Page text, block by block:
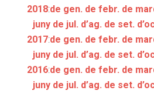
2018:de gen. de febr. de
juny de jul. d’ag. de set.
2017:de gen. de febr. de
juny de jul. d’ag. de set.
2016:de gen. de febr. de
juny de jul. d’ag. de set.